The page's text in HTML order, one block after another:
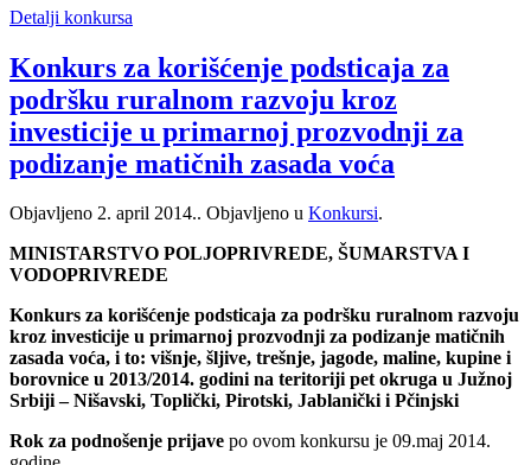
Detalji konkursa
Konkurs za korišćenje podsticaja za
podršku ruralnom razvoju kroz
investicije u primarnoj prozvodnji za
podizanje matičnih zasada voća
Objavljeno 2. april 2014.. Objavljeno u Konkursi.
MINISTARSTVO POLJOPRIVREDE, ŠUMARSTVA I
VODOPRIVREDE
Konkurs za korišćenje podsticaja za podršku ruralnom razvoju
kroz investicije u primarnoj prozvodnji za podizanje matičnih
zasada voća, i to: višnje, šljive, trešnje, jagode, maline, kupine i
borovnice u 2013/2014. godini na teritoriji pet okruga u Južnoj
Srbiji – Nišavski, Toplički, Pirotski, Jablanički i Pčinjski
Rok za podnošenje prijave po ovom konkursu je 09.maj 2014.